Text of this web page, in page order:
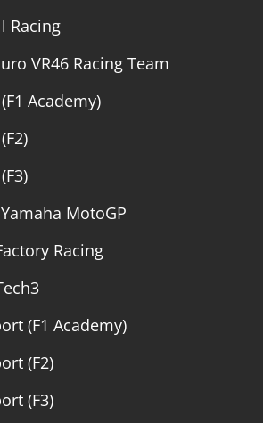
Racing
VR46 Racing Team
Academy)
MotoGP
Racing
(F1 Academy)
(F2)
(F3)